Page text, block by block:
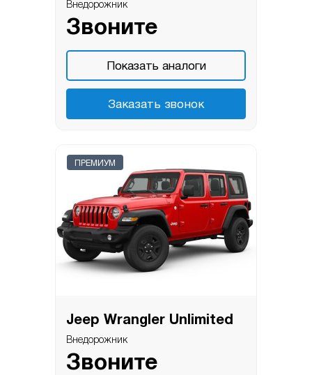
Внедорожник
Звоните
Показать аналоги
Заказать звонок
ПРЕМИУМ
Jeep Wrangler Unlimited
Внедорожник
Звоните